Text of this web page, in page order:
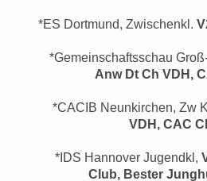
*ES Dortmund, Zwischenkl.
*Gemeinschaftsschau
Anw Dt Ch VDH,
*CACIB Neunkirchen, Zw
VDH, CAC
*IDS Hannover Jugendkl,
Club, Bester